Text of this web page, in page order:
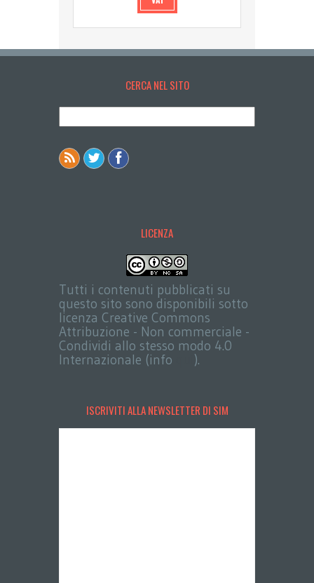
CERCA NEL SITO
LICENZA
Tutti i contenuti pubblicati su
questo sito sono disponibili sotto
licenza Creative Commons
Attribuzione - Non commerciale -
Condividi allo stesso modo 4.0
Internazionale (info
).
ISCRIVITI ALLA NEWSLETTER DI SIM